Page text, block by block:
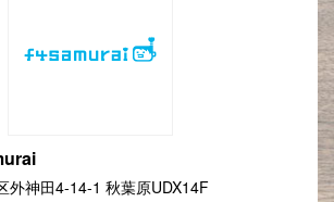
外神田4-14-1 秋葉原UDX14F